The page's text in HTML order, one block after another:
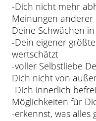
-Dich nicht mehr
Meinungen anderer
Deine Schwächen
-Dein eigener
wertschätzt
-voller Selbstliebe
Dich nicht von
-Dich innerlich
Möglichkeiten für
-erkennst, was alles